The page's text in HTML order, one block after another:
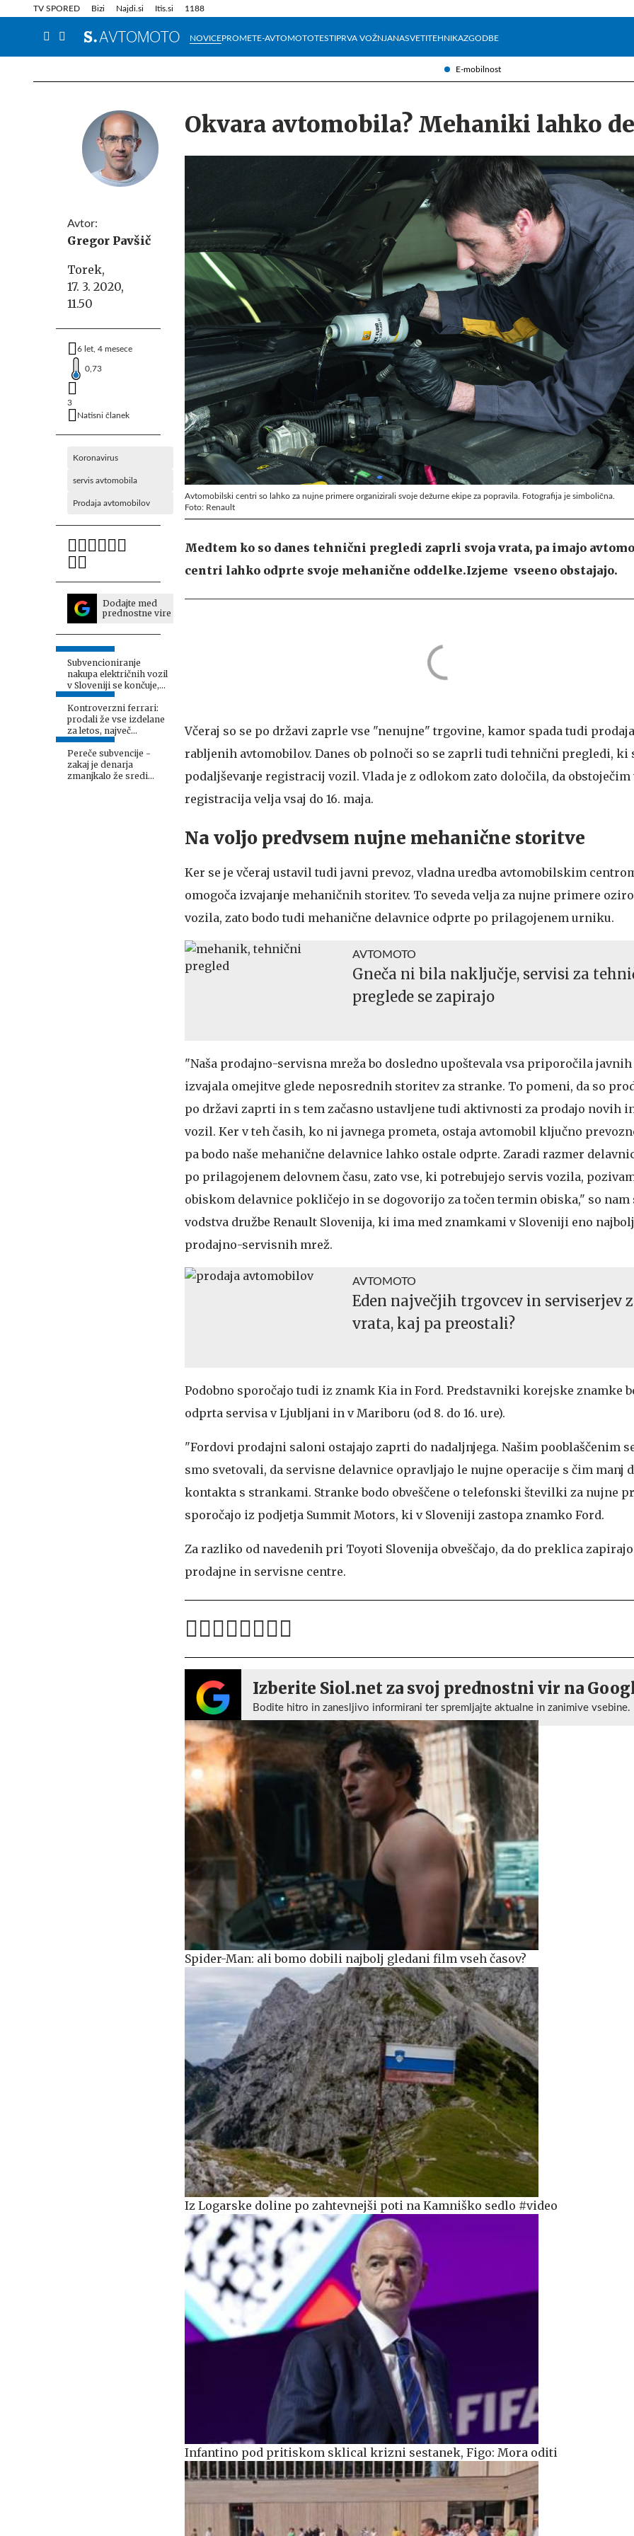
E-mobilnost
TV SPORED Bizi Najdi.si Itis.si 1188
NOVICEPROMETE-AVTOMOTOTESTIPRVA VOŽNJANASVETITEHNIKAZGODBE
Info in obvestila Tehnik
Avtor:
Gregor Pavšič
Torek,
17. 3. 2020,
11.50
6 let, 4 mesece
0,73
3
Natisni članek
Koronavirus
servis avtomobila
Prodaja avtomobilov
Dodajte med
prednostne vire
Subvencioniranje
nakupa električnih vozil
v Sloveniji se končuje,
kaj sledi?
Kontroverzni ferrari:
prodali že vse izdelane
za letos, največ
zanimanja med Kitajci
Pereče subvencije -
zakaj je denarja
zmanjkalo že sredi
Okvara avtomobila? Mehaniki lahko
Avtomobilski centri so lahko za nujne primere organizirali svoje dežurne ekipe za popravila. Fotografija je simbolična.
Foto: Renault
Medtem ko so danes tehnični pregledi zaprli svoja vrata, pa imajo
centri lahko odprte svoje mehanične oddelke.Izjeme vseeno obstajajo.
Včeraj so se po državi zaprle vse "nenujne" trgovine, kamor spada tudi
rabljenih avtomobilov. Danes ob polnoči so se zaprli tudi tehnični pregledi, ki
podaljševanje registracij vozil. Vlada je z odlokom zato določila, da
registracija velja vsaj do 16. maja.
Na voljo predvsem nujne mehanične storitve
Ker se je včeraj ustavil tudi javni prevoz, vladna uredba avtomobilskim
omogoča izvajanje mehaničnih storitev. To seveda velja za nujne primere
vozila, zato bodo tudi mehanične delavnice odprte po prilagojenem urniku.
AVTOMOTO
Gneča ni bila naključje, servisi za
preglede se zapirajo
"Naša prodajno-servisna mreža bo dosledno upoštevala vsa priporočila
izvajala omejitve glede neposrednih storitev za stranke. To pomeni, da so
po državi zaprti in s tem začasno ustavljene tudi aktivnosti za prodajo novih
vozil. Ker v teh časih, ko ni javnega prometa, ostaja avtomobil ključno
pa bodo naše mehanične delavnice lahko ostale odprte. Zaradi razmer
po prilagojenem delovnem času, zato vse, ki potrebujejo servis vozila,
obiskom delavnice pokličejo in se dogovorijo za točen termin obiska," so
vodstva družbe Renault Slovenija, ki ima med znamkami v Sloveniji eno
prodajno-servisnih mrež.
AVTOMOTO
Eden največjih trgovcev in serviserjev
vrata, kaj pa preostali?
Podobno sporočajo tudi iz znamk Kia in Ford. Predstavniki korejske znamke
odprta servisa v Ljubljani in v Mariboru (od 8. do 16. ure).
"Fordovi prodajni saloni ostajajo zaprti do nadaljnjega. Našim pooblaščenim
smo svetovali, da servisne delavnice opravljajo le nujne operacije s čim manj
kontakta s strankami. Stranke bodo obveščene o telefonski številki za nujne
sporočajo iz podjetja Summit Motors, ki v Sloveniji zastopa znamko Ford.
Za razliko od navedenih pri Toyoti Slovenija obveščajo, da do preklica
prodajne in servisne centre.
Izberite Siol.net za svoj prednostni vir na
Bodite hitro in zanesljivo informirani ter spremljajte aktualne in zanimive vsebine.
Spider-Man: ali bomo dobili najbolj gledani film vseh časov?
Iz Logarske doline po zahtevnejši poti na Kamniško sedlo #video
Infantino pod pritiskom sklical krizni sestanek, Figo: Mora oditi